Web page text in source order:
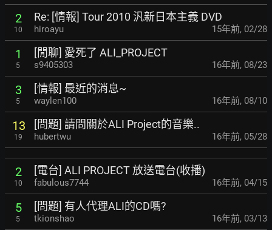
2
10
Re: [情報] Tour 2010 汎新日本主義 DVD
hiroayu 15年前, 02/28
1
5
[閒聊] 愛死了 ALI_PROJECT
s9405303 16年前, 08/23
3
5
[情報] 最近的消息~
waylen100 16年前, 08/10
13
19
[問題] 請問關於ALI Project的音樂..
hubertwu 16年前, 05/28
2
10
[電台] ALI PROJECT 放送電台(收播)
fabulous7744 16年前, 04/15
5
5
[問題] 有人代理ALI的CD嗎?
tkionshao 16年前, 03/13